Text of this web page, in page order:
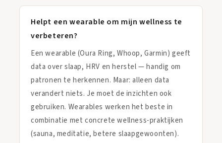
Helpt een wearable om mijn wellness te
verbeteren?
Een wearable (Oura Ring, Whoop, Garmin) geeft
data over slaap, HRV en herstel — handig om
patronen te herkennen. Maar: alleen data
verandert niets. Je moet de inzichten ook
gebruiken. Wearables werken het beste in
combinatie met concrete wellness-praktijken
(sauna, meditatie, betere slaapgewoonten).